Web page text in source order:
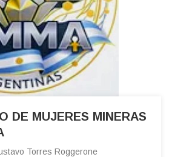
DE MUJERES MINERAS
Torres Roggerone